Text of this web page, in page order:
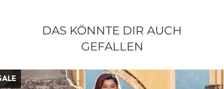
DAS KÖNNTE DIR AUCH
GEFALLEN